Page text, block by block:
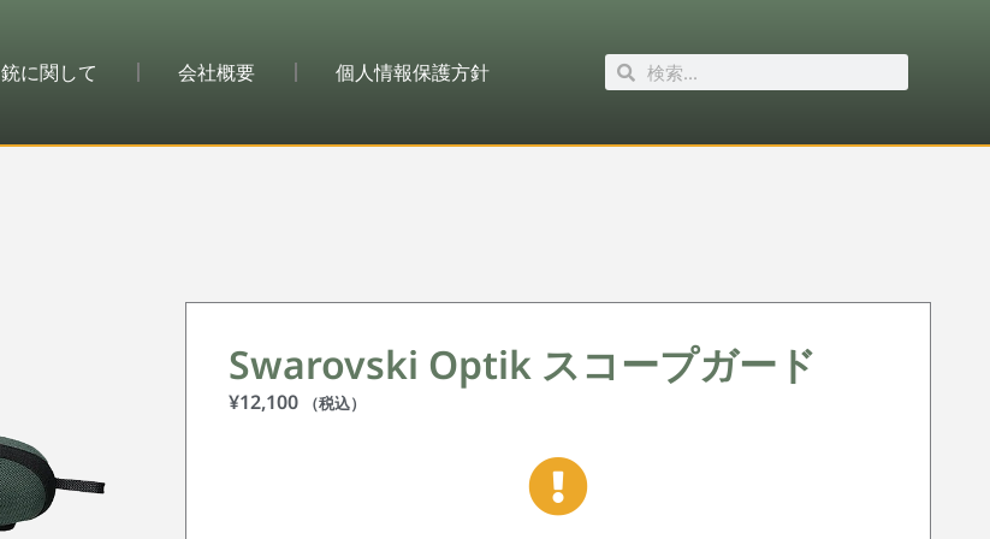
銃に関して 会社概要 個人情報保護方針
Swarovski Optik スコープガード
¥12,100 （税込）